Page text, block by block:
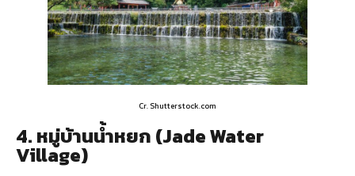
Cr. Shutterstock.com
4. หมู่บ้านน้ำหยก (Jade Water
Village)